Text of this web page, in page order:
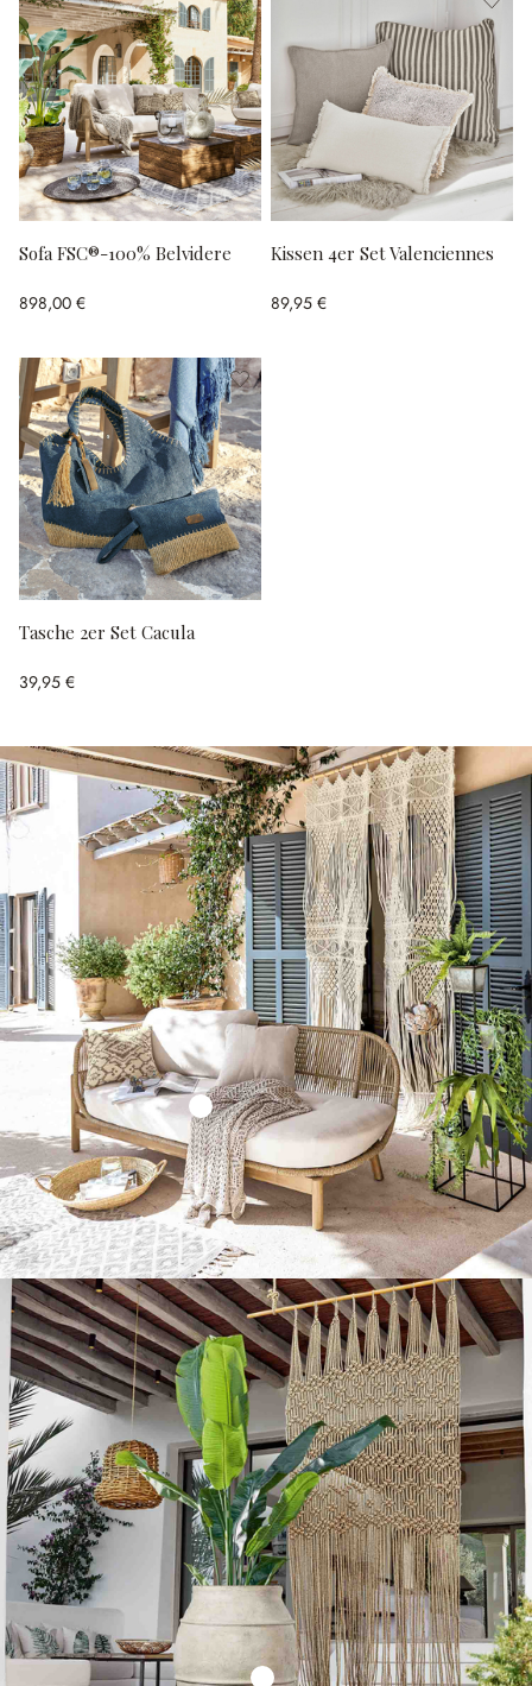
Sofa FSC®-100% Belvidere
898,00 €
Kissen 4er Set Valenciennes
89,95 €
Tasche 2er Set Cacula
39,95 €